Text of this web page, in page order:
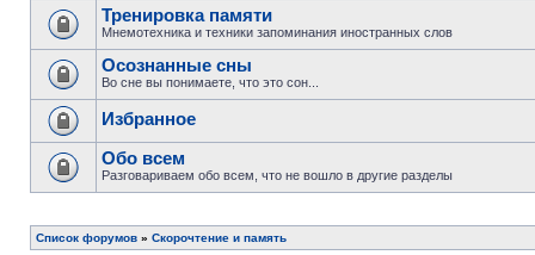
Тренировка памяти
Мнемотехника и техники запоминания иностранных слов
Осознанные сны
Во сне вы понимаете, что это сон...
Избранное
Обо всем
Разговариваем обо всем, что не вошло в другие разделы
Список форумов » Скорочтение и память